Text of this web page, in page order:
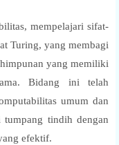
mempelajari sifat-
Turing, yang membagi
yang memiliki
Bidang ini telah
umum dan
tindih dengan
efektif.